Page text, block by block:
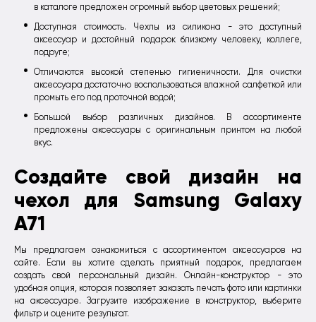
в каталоге предложен огромный выбор цветовых решений;
Доступная стоимость. Чехлы из силикона - это доступный
аксессуар и достойный подарок близкому человеку, коллеге,
подруге;
Отличаются высокой степенью гигиеничности. Для очистки
аксессуара достаточно воспользоваться влажной салфеткой или
промыть его под проточной водой;
Большой выбор различных дизайнов. В ассортименте
предложены аксессуары с оригинальным принтом на любой
вкус.
Создайте свой дизайн на
чехол для Samsung Galaxy
A71
Мы предлагаем ознакомиться с ассортиментом аксессуаров на
сайте. Если вы хотите сделать приятный подарок, предлагаем
создать свой персональный дизайн. Онлайн-конструктор - это
удобная опция, которая позволяет заказать печать фото или картинки
на аксессуаре. Загрузите изображение в конструктор, выберите
фильтр и оцените результат.